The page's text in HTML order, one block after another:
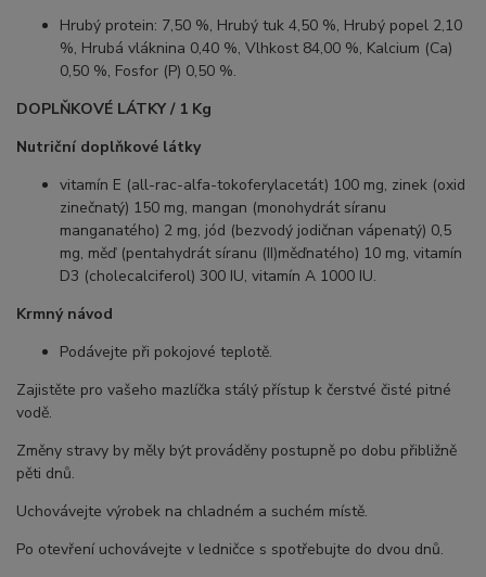
Hrubý protein: 7,50 %, Hrubý tuk 4,50 %, Hrubý popel 2,10
%, Hrubá vláknina 0,40 %, Vlhkost 84,00 %, Kalcium (Ca)
0,50 %, Fosfor (P) 0,50 %.
DOPLŇKOVÉ LÁTKY / 1 Kg
Nutriční doplňkové látky
vitamín E (all-rac-alfa-tokoferylacetát) 100 mg, zinek (oxid
zinečnatý) 150 mg, mangan (monohydrát síranu
manganatého) 2 mg, jód (bezvodý jodičnan vápenatý) 0,5
mg, měď (pentahydrát síranu (II)měďnatého) 10 mg, vitamín
D3 (cholecalciferol) 300 IU, vitamín A 1000 IU.
Krmný návod
Podávejte při pokojové teplotě.
Zajistěte pro vašeho mazlíčka stálý přístup k čerstvé čisté pitné
vodě.
Změny stravy by měly být prováděny postupně po dobu přibližně
pěti dnů.
Uchovávejte výrobek na chladném a suchém místě.
Po otevření uchovávejte v ledničce s spotřebujte do dvou dnů.